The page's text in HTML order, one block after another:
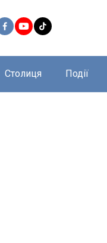
Столиця Події